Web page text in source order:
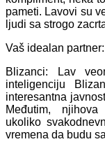
pameti. Lavovi su
ljudi sa strogo
Vaš idealan partner:
Blizanci: Lav
inteligenciju
interesantna
Međutim,
ukoliko
vremena da budu